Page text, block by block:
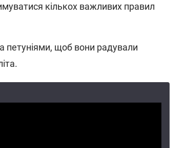
кількох важливих правил
петуніями, щоб вони радували